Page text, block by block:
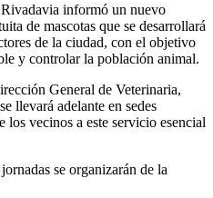
informó un nuevo
de mascotas que se desarrollará
de la ciudad, con el objetivo
y controlar la población animal.
General de Veterinaria,
llevará adelante en sedes
los vecinos a este servicio esencial
se organizarán de la